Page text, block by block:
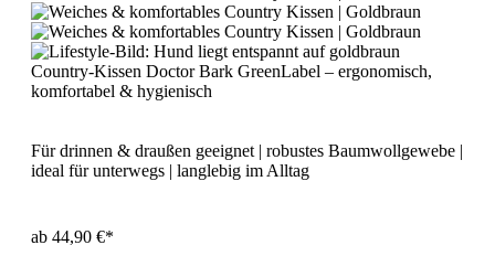
Für drinnen & draußen geeignet | robustes Baumwollgewebe |
ideal für unterwegs | langlebig im Alltag
ab 44,90 €*